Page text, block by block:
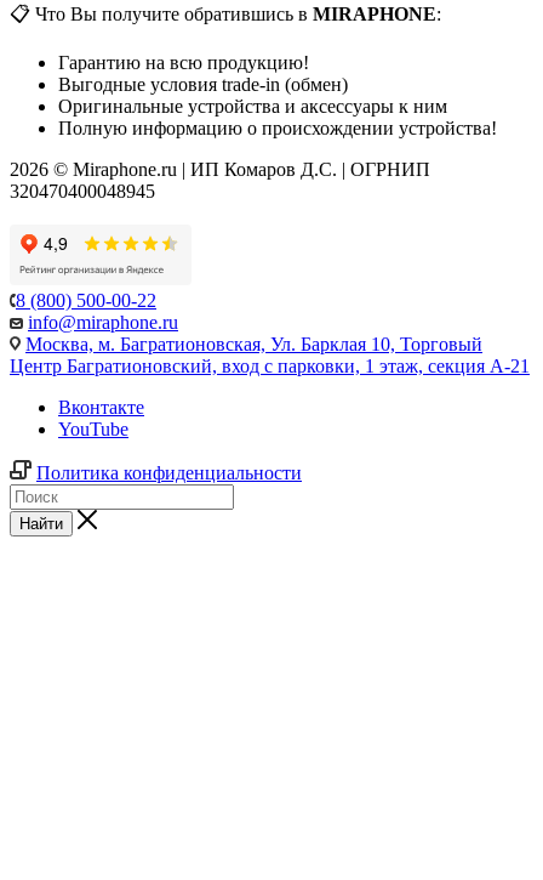
📋 Что Вы получите обратившись в MIRAPHONE:
Гарантию на всю продукцию!
Выгодные условия trade-in (обмен)
Оригинальные устройства и аксессуары к ним
Полную информацию о происхождении устройства!
2026 © Miraphone.ru | ИП Комаров Д.С. | ОГРНИП
320470400048945
8 (800) 500-00-22
info@miraphone.ru
Москва, м. Багратионовская, Ул. Барклая 10, Торговый
Центр Багратионовский, вход с парковки, 1 этаж, секция А-21
Вконтакте
YouTube
Политика конфиденциальности
Найти